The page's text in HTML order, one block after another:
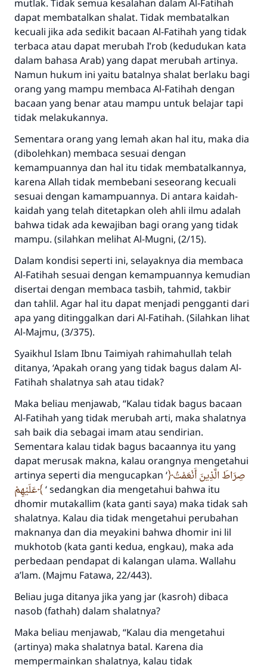
mutlak. Tidak semua kesalahan dalam Al-Fatihah
dapat membatalkan shalat. Tidak membatalkan
kecuali jika ada sedikit bacaan Al-Fatihah yang tidak
terbaca atau dapat merubah I’rob (kedudukan kata
dalam bahasa Arab) yang dapat merubah artinya.
Namun hukum ini yaitu batalnya shalat berlaku bagi
orang yang mampu membaca Al-Fatihah dengan
bacaan yang benar atau mampu untuk belajar tapi
tidak melakukannya.
Sementara orang yang lemah akan hal itu, maka dia
(dibolehkan) membaca sesuai dengan
kemampuannya dan hal itu tidak membatalkannya,
karena Allah tidak membebani seseorang kecuali
sesuai dengan kamampuannya. Di antara kaidah-
kaidah yang telah ditetapkan oleh ahli ilmu adalah
bahwa tidak ada kewajiban bagi orang yang tidak
mampu. (silahkan melihat Al-Mugni, (2/15).
Dalam kondisi seperti ini, selayaknya dia membaca
Al-Fatihah sesuai dengan kemampuannya kemudian
disertai dengan membaca tasbih, tahmid, takbir
dan tahlil. Agar hal itu dapat menjadi pengganti dari
apa yang ditinggalkan dari Al-Fatihah. (Silahkan lihat
Al-Majmu, (3/375).
Syaikhul Islam Ibnu Taimiyah rahimahullah telah
ditanya, ‘Apakah orang yang tidak bagus dalam Al-
Fatihah shalatnya sah atau tidak?
Maka beliau menjawab, “Kalau tidak bagus bacaan
Al-Fatihah yang tidak merubah arti, maka shalatnya
sah baik dia sebagai imam atau sendirian.
Sementara kalau tidak bagus bacaannya itu yang
dapat merusak makna, kalau orangnya mengetahui
artinya seperti dia mengucapkan ‘ صِرَاطَ الَّذِينَ أَنْعَمْتُ
عَلَيْهِمْ
‘ sedangkan dia mengetahui bahwa itu
dhomir mutakallim (kata ganti saya) maka tidak sah
shalatnya. Kalau dia tidak mengetahui perubahan
maknanya dan dia meyakini bahwa dhomir ini lil
mukhotob (kata ganti kedua, engkau), maka ada
perbedaan pendapat di kalangan ulama. Wallahu
a’lam. (Majmu Fatawa, 22/443).
Beliau juga ditanya jika yang jar (kasroh) dibaca
nasob (fathah) dalam shalatnya?
Maka beliau menjawab, “Kalau dia mengetahui
(artinya) maka shalatnya batal. Karena dia
mempermainkan shalatnya, kalau tidak